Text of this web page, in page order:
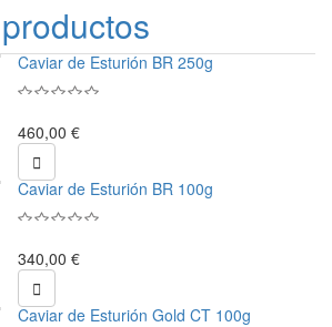
Caviar de Esturión BR 250g
460,00 €

Caviar de Esturión BR 100g
340,00 €

Caviar de Esturión Gold CT 100g